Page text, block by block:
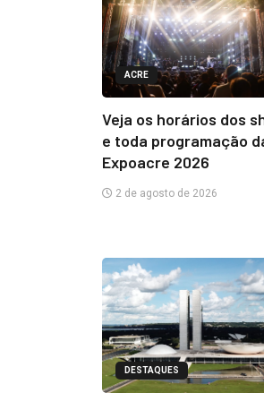
ACRE
Veja os horários dos
e toda programação
Expoacre 2026
2 de agosto de 2026
DESTAQUES